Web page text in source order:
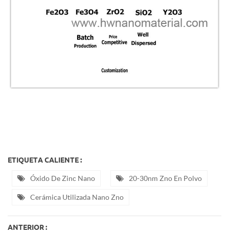
ETIQUETA CALIENTE :
Óxido De Zinc Nano 20-30nm Zno En Polvo
Cerámica Utilizada Nano Zno
ANTERIOR :